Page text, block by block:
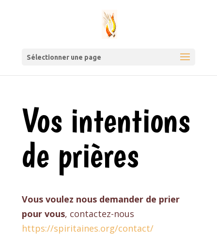
Sélectionner une page
Vos intentions
de prières
Vous voulez nous demander de prier
pour vous, contactez-nous
https://spiritaines.org/contact/